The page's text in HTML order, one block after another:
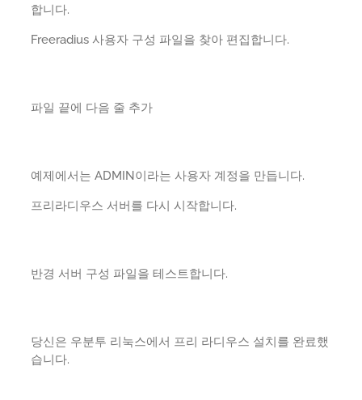
합니다.
Freeradius 사용자 구성 파일을 찾아 편집합니다.
파일 끝에 다음 줄 추가
예제에서는 ADMIN이라는 사용자 계정을 만듭니다.
프리라디우스 서버를 다시 시작합니다.
반경 서버 구성 파일을 테스트합니다.
당신은 우분투 리눅스에서 프리 라디우스 설치를 완료했
습니다.